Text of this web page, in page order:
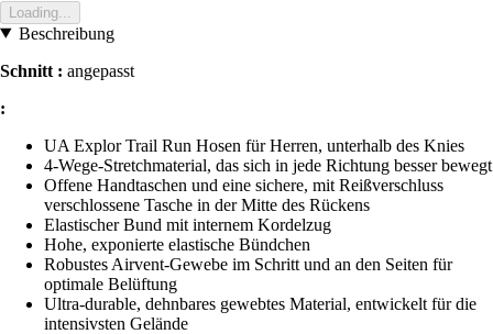
Loading...
Beschreibung
Schnitt : angepasst
:
UA Explor Trail Run Hosen für Herren, unterhalb des Knies
4-Wege-Stretchmaterial, das sich in jede Richtung besser bewegt
Offene Handtaschen und eine sichere, mit Reißverschluss
verschlossene Tasche in der Mitte des Rückens
Elastischer Bund mit internem Kordelzug
Hohe, exponierte elastische Bündchen
Robustes Airvent-Gewebe im Schritt und an den Seiten für
optimale Belüftung
Ultra-durable, dehnbares gewebtes Material, entwickelt für die
intensivsten Gelände